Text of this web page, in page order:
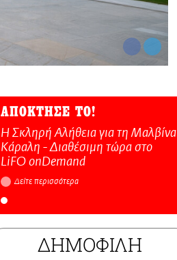
ΑΠΟΚΤΗΣΕ ΤΟ!
Η Σκληρή Αλήθεια για τη Μαλβίνα
Κάραλη - Διαθέσιμη τώρα στo
LiFO onDemand
Δείτε περισσότερα
ΔΗΜΟΦΙΛΗ